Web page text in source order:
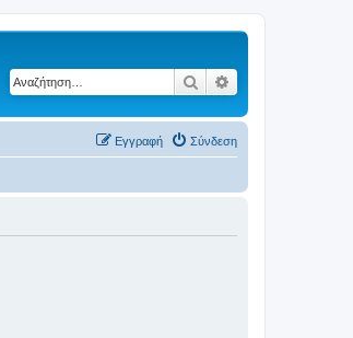
Αναζήτηση
Σύνδεση
Εγγραφή